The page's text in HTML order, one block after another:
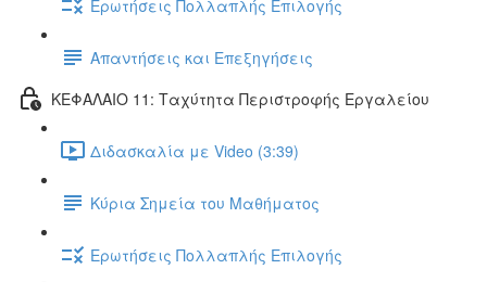
Ερωτήσεις Πολλαπλής Επιλογής
Απαντήσεις και Επεξηγήσεις
ΚΕΦΑΛΑΙΟ 11: Ταχύτητα Περιστροφής Εργαλείου
Διδασκαλία με Video (3:39)
Κύρια Σημεία του Μαθήματος
Ερωτήσεις Πολλαπλής Επιλογής